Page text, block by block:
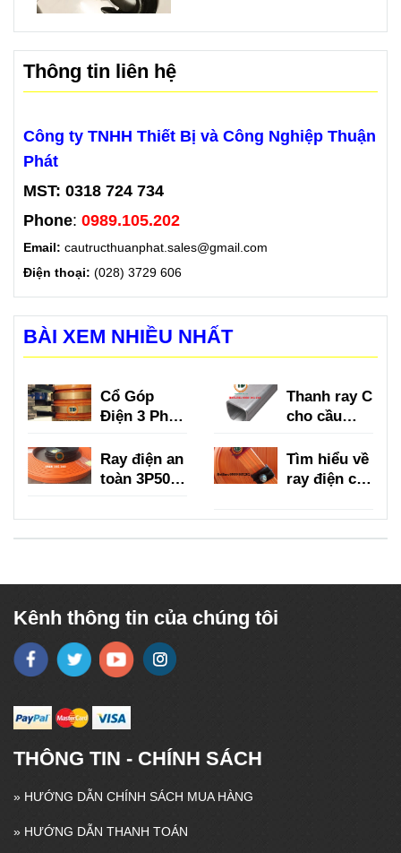
Thông tin liên hệ
Công ty TNHH Thiết Bị và Công Nghiệp Thuận
Phát
MST: 0318 724 734
Phone: 0989.105.202
Email: cautructhuanphat.sales@gmail.com
Điện thoại: (028) 3729 606
BÀI XEM NHIỀU NHẤT
Cổ Góp
Điện 3 Pha
Thanh ray C
cho cầu
Ray điện an
toàn 3P50A,
3P100A,
3P150A
Tìm hiểu về
ray điện cầu
150A
Kênh thông tin của chúng tôi
THÔNG TIN - CHÍNH SÁCH
» HƯỚNG DẪN CHÍNH SÁCH MUA HÀNG
» HƯỚNG DẪN THANH TOÁN